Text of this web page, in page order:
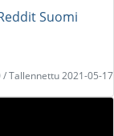
Suomi
/ Tallennettu 2021-05-17